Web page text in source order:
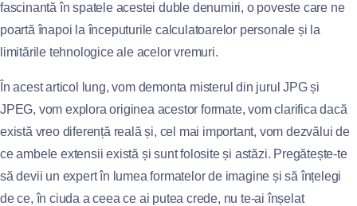
fascinantă în spatele acestei duble denumiri, o poveste care ne
poartă înapoi la începuturile calculatoarelor personale și la
limitările tehnologice ale acelor vremuri.
În acest articol lung, vom demonta misterul din jurul JPG și
JPEG, vom explora originea acestor formate, vom clarifica dacă
există vreo diferență reală și, cel mai important, vom dezvălui de
ce ambele extensii există și sunt folosite și astăzi. Pregătește-te
să devii un expert în lumea formatelor de imagine și să înțelegi
de ce, în ciuda a ceea ce ai putea crede, nu te-ai înșelat